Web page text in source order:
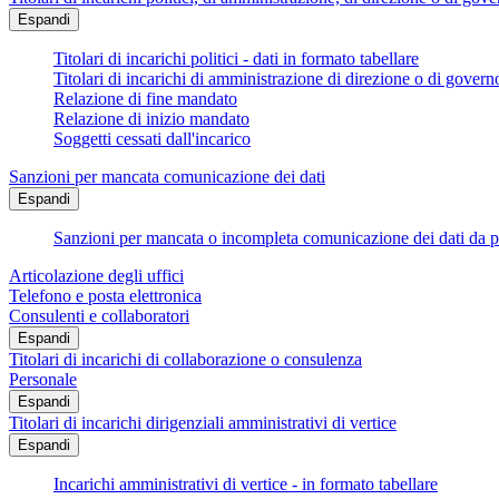
Espandi
Titolari di incarichi politici - dati in formato tabellare
Titolari di incarichi di amministrazione di direzione o di
Relazione di fine mandato
Relazione di inizio mandato
Soggetti cessati dall'incarico
Sanzioni per mancata comunicazione dei dati
Espandi
Sanzioni per mancata o incompleta comunicazione dei dati
Articolazione degli uffici
Telefono e posta elettronica
Consulenti e collaboratori
Espandi
Titolari di incarichi di collaborazione o consulenza
Personale
Espandi
Titolari di incarichi dirigenziali amministrativi di vertice
Espandi
Incarichi amministrativi di vertice - in formato tabellare